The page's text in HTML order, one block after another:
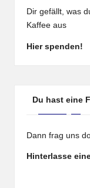
Dir gefällt, was
Kaffee aus
Hier spenden!
Du hast eine
Dann frag uns
Hinterlasse